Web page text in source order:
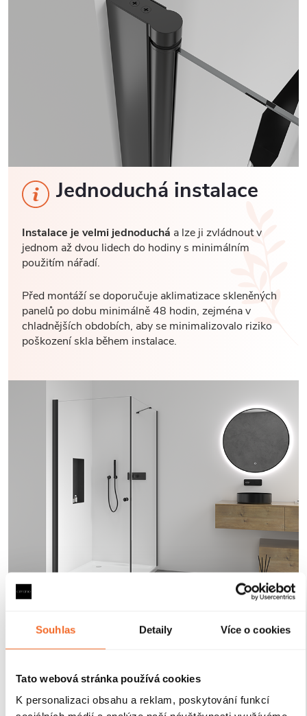
Souhlas Detaily Více o cookies
Tato webová stránka používá cookies
K personalizaci obsahu a reklam, poskytování funkcí
Jednoduchá instalace
Instalace je velmi jednoduchá a lze ji zvládnout v
jednom až dvou lidech do hodiny s minimálním
použitím nářadí.
Před montáží se doporučuje aklimatizace skleněných
panelů po dobu minimálně 48 hodin, zejména v
chladnějších obdobích, aby se minimalizovalo riziko
poškození skla během instalace.
Magnetické lišty
Zavírání pomocí magnetických lišt
sprchové dveře a zabraňuje jejich samovolnému
otevírání. Lišty jsou umístěny na hraně dveří a rámu